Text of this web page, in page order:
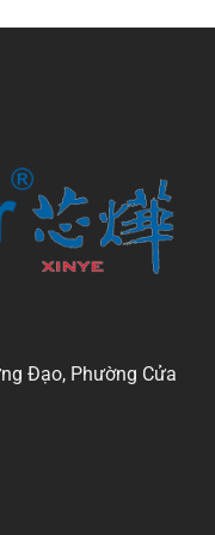
Đạo, Phường Cửa